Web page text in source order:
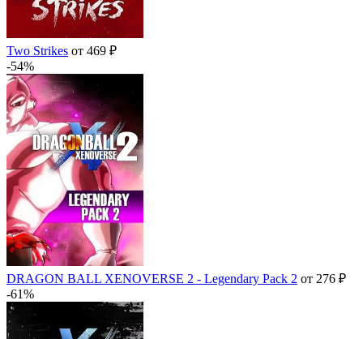
Two Strikes от 469 ₽
-54%
DRAGON BALL XENOVERSE 2 - Legendary Pack 2 от 276 ₽
-61%